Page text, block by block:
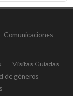
Comunicaciones
Visitas Guiadas
de géneros